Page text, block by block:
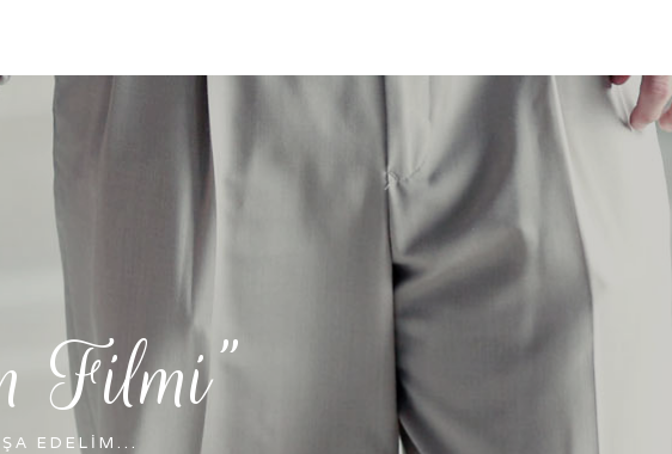
Filmi”
EDELİM...